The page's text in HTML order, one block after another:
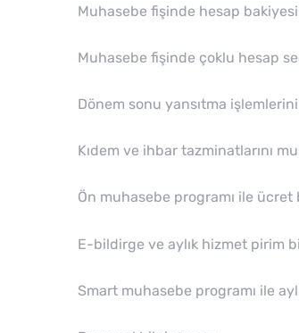
Muhasebe fişinde hesap
Muhasebe fişinde çoklu hesap
Dönem sonu yansıtma
Kıdem ve ihbar tazminatlarını
Ön muhasebe programı ile
E-bildirge ve aylık hizmet pirim
Smart muhasebe programı ile